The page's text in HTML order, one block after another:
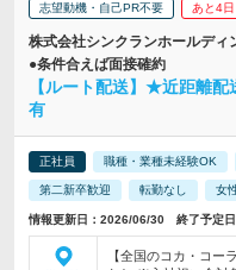
志望動機・自己PR不要 あと4日
株式会社シンクランホールディ
●条件合えば面接確約
【ルート配送】★近距離
有
正社員 職種・業種未経験OK
第二新卒歓迎 転勤なし 女
情報更新日：2026/06/30 終了予定
【全国のコカ・コ